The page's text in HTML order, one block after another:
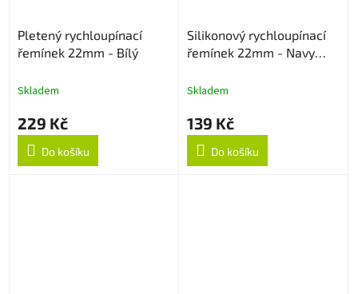
Pletený rychloupínací
řemínek 22mm - Bílý
Skladem
229 Kč
Do košíku
Silikonový rychloupínací
řemínek 22mm - Navy
Skladem
139 Kč
Do košíku